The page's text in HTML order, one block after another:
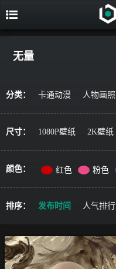
无量
分类： 卡通动漫 人物画照
艺术绘画
宇宙星空
尺寸： 1080P壁纸 2K壁纸
颜色： 红色 粉色
黄色
橙色
彩色
排序： 发布时间 人气排行